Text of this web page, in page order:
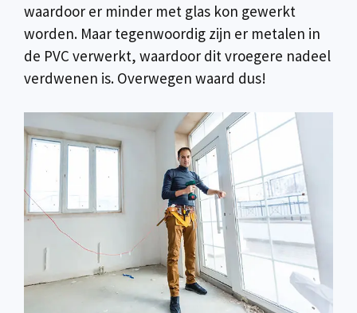
waardoor er minder met glas kon gewerkt
worden. Maar tegenwoordig zijn er metalen in
de PVC verwerkt, waardoor dit vroegere nadeel
verdwenen is. Overwegen waard dus!